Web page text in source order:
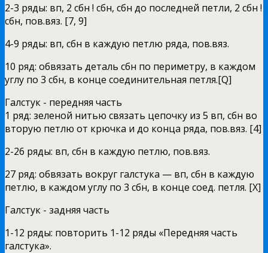
2-3 ряды: вп, 2 сбн ! сбн, сбн до последней петли, 2 сбн !
сбн, пов.вяз. [7, 9]
4-9 ряды: вп, сбн в каждую петлю ряда, пов.вяз.
10 ряд: обвязать деталь сбн по периметру, в каждом
углу по 3 сбн, в конце соединительная петля.[Q]
Галстук - передняя часть
1 ряд: зеленой нитью связать цепочку из 5 вп, сбн во
вторую петлю от крючка и до конца ряда, пов.вяз. [4]
2-26 ряды: вп, сбн в каждую петлю, пов.вяз.
27 ряд: обвязать вокруг галстука — вп, сбн в каждую
петлю, в каждом углу по 3 сбн, в конце соед. петля. [Х]
Галстук - задняя часть
1-12 ряды: повторить 1-12 ряды «Передняя часть
галстука».